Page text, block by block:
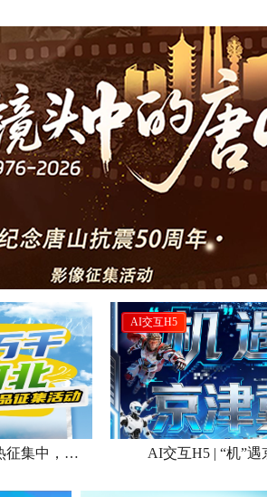
河北天气摄影作品火热征集中，速来投稿！ AI交互H5 | “机”遇
AI交互H5